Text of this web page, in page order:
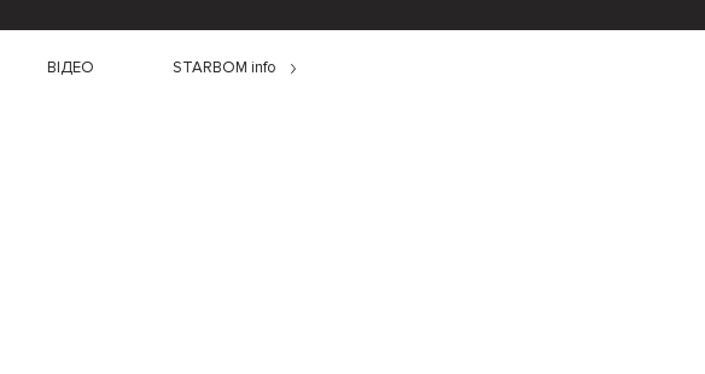
ВІДЕО STARBOM info